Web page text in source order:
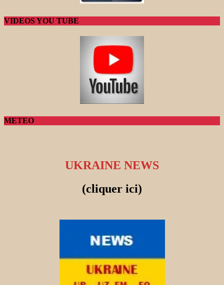
VIDEOS YOU TUBE
METEO
UKRAINE NEWS
(cliquer ici)